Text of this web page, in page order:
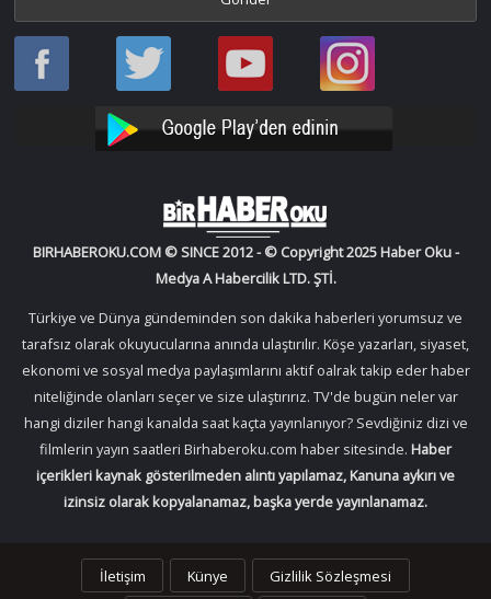
Haber
Oku
Haber
Oku
Bir
Haber
YouTube
Bir
Haber
Instagram
BIRHABEROKU.COM © SINCE 2012 - © Copyright 2025 Haber Oku -
Medya A Habercilik LTD. ŞTİ.
Türkiye ve Dünya gündeminden son dakika haberleri yorumsuz ve
tarafsız olarak okuyucularına anında ulaştırılır. Köşe yazarları, siyaset,
ekonomi ve sosyal medya paylaşımlarını aktif oalrak takip eder haber
niteliğinde olanları seçer ve size ulaştırırız. TV'de bugün neler var
hangi diziler hangi kanalda saat kaçta yayınlanıyor? Sevdiğiniz dizi ve
filmlerin yayın saatleri Birhaberoku.com haber sitesinde. Haber
içerikleri kaynak gösterilmeden alıntı yapılamaz, Kanuna aykırı ve
izinsiz olarak kopyalanamaz, başka yerde yayınlanamaz.
İletişim Künye Gizlilik Sözleşmesi